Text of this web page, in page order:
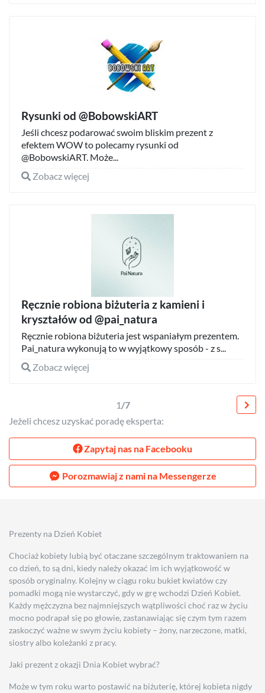
Rysunki od @BobowskiART
Jeśli chcesz podarować swoim bliskim prezent z
efektem WOW to polecamy rysunki od
@BobowskiART. Może...
Zobacz więcej
Ręcznie robiona biżuteria z kamieni i
kryształów od @pai_natura
Ręcznie robiona biżuteria jest wspaniałym prezentem.
Pai_natura wykonują to w wyjątkowy sposób - z s...
Zobacz więcej
1 /7
Jeżeli chcesz uzyskać poradę eksperta:
Zapytaj nas na Facebooku
Porozmawiaj z nami na Messengerze
Prezenty na Dzień Kobiet
Chociaż kobiety lubią być otaczane szczególnym traktowaniem na
co dzień, to są dni, kiedy należy okazać im ich wyjątkowość w
sposób oryginalny. Kolejny w ciągu roku bukiet kwiatów czy
pomadki mogą nie wystarczyć, gdy w grę wchodzi Dzień Kobiet.
Każdy mężczyzna bez najmniejszych wątpliwości choć raz w życiu
mocno podrapał się po głowie, zastanawiając się czym tym razem
zaskoczyć ważne w swym życiu kobiety – żony, narzeczone, matki,
siostry albo koleżanki z pracy.
Jaki prezent z okazji Dnia Kobiet wybrać?
Może w tym roku warto postawić na biżuterię, której kobieta nigdy